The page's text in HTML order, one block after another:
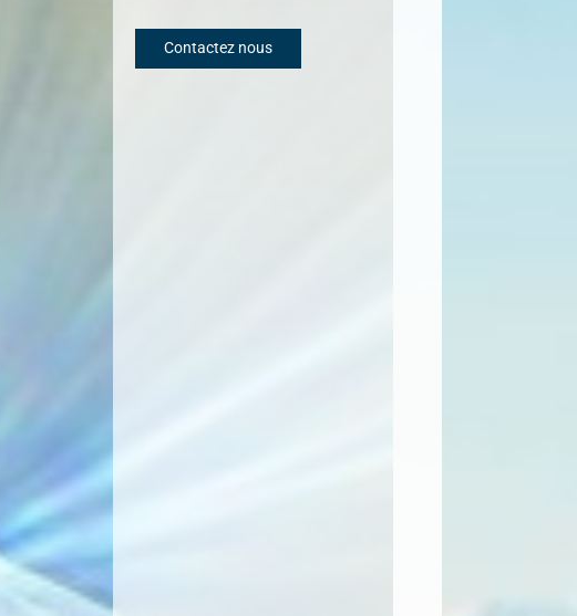
Contactez nous